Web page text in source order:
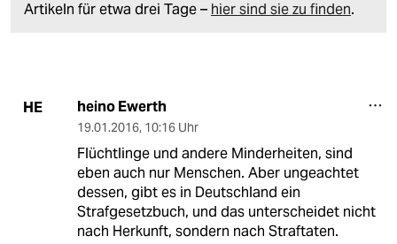
Artikeln für etwa drei Tage – hier sind sie zu finden.
HE heino Ewerth
19.01.2016, 10:16 Uhr
Flüchtlinge und andere Minderheiten, sind
eben auch nur Menschen. Aber ungeachtet
dessen, gibt es in Deutschland ein
Strafgesetzbuch, und das unterscheidet nicht
nach Herkunft, sondern nach Straftaten.